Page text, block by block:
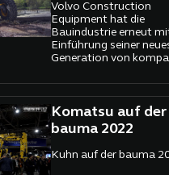
Volvo Construction
Equipment hat die
Bauindustrie erneut
Einführung seiner
Generation von
L35, in Staunen
Komatsu auf der
bauma 2022
Kuhn auf der bauma